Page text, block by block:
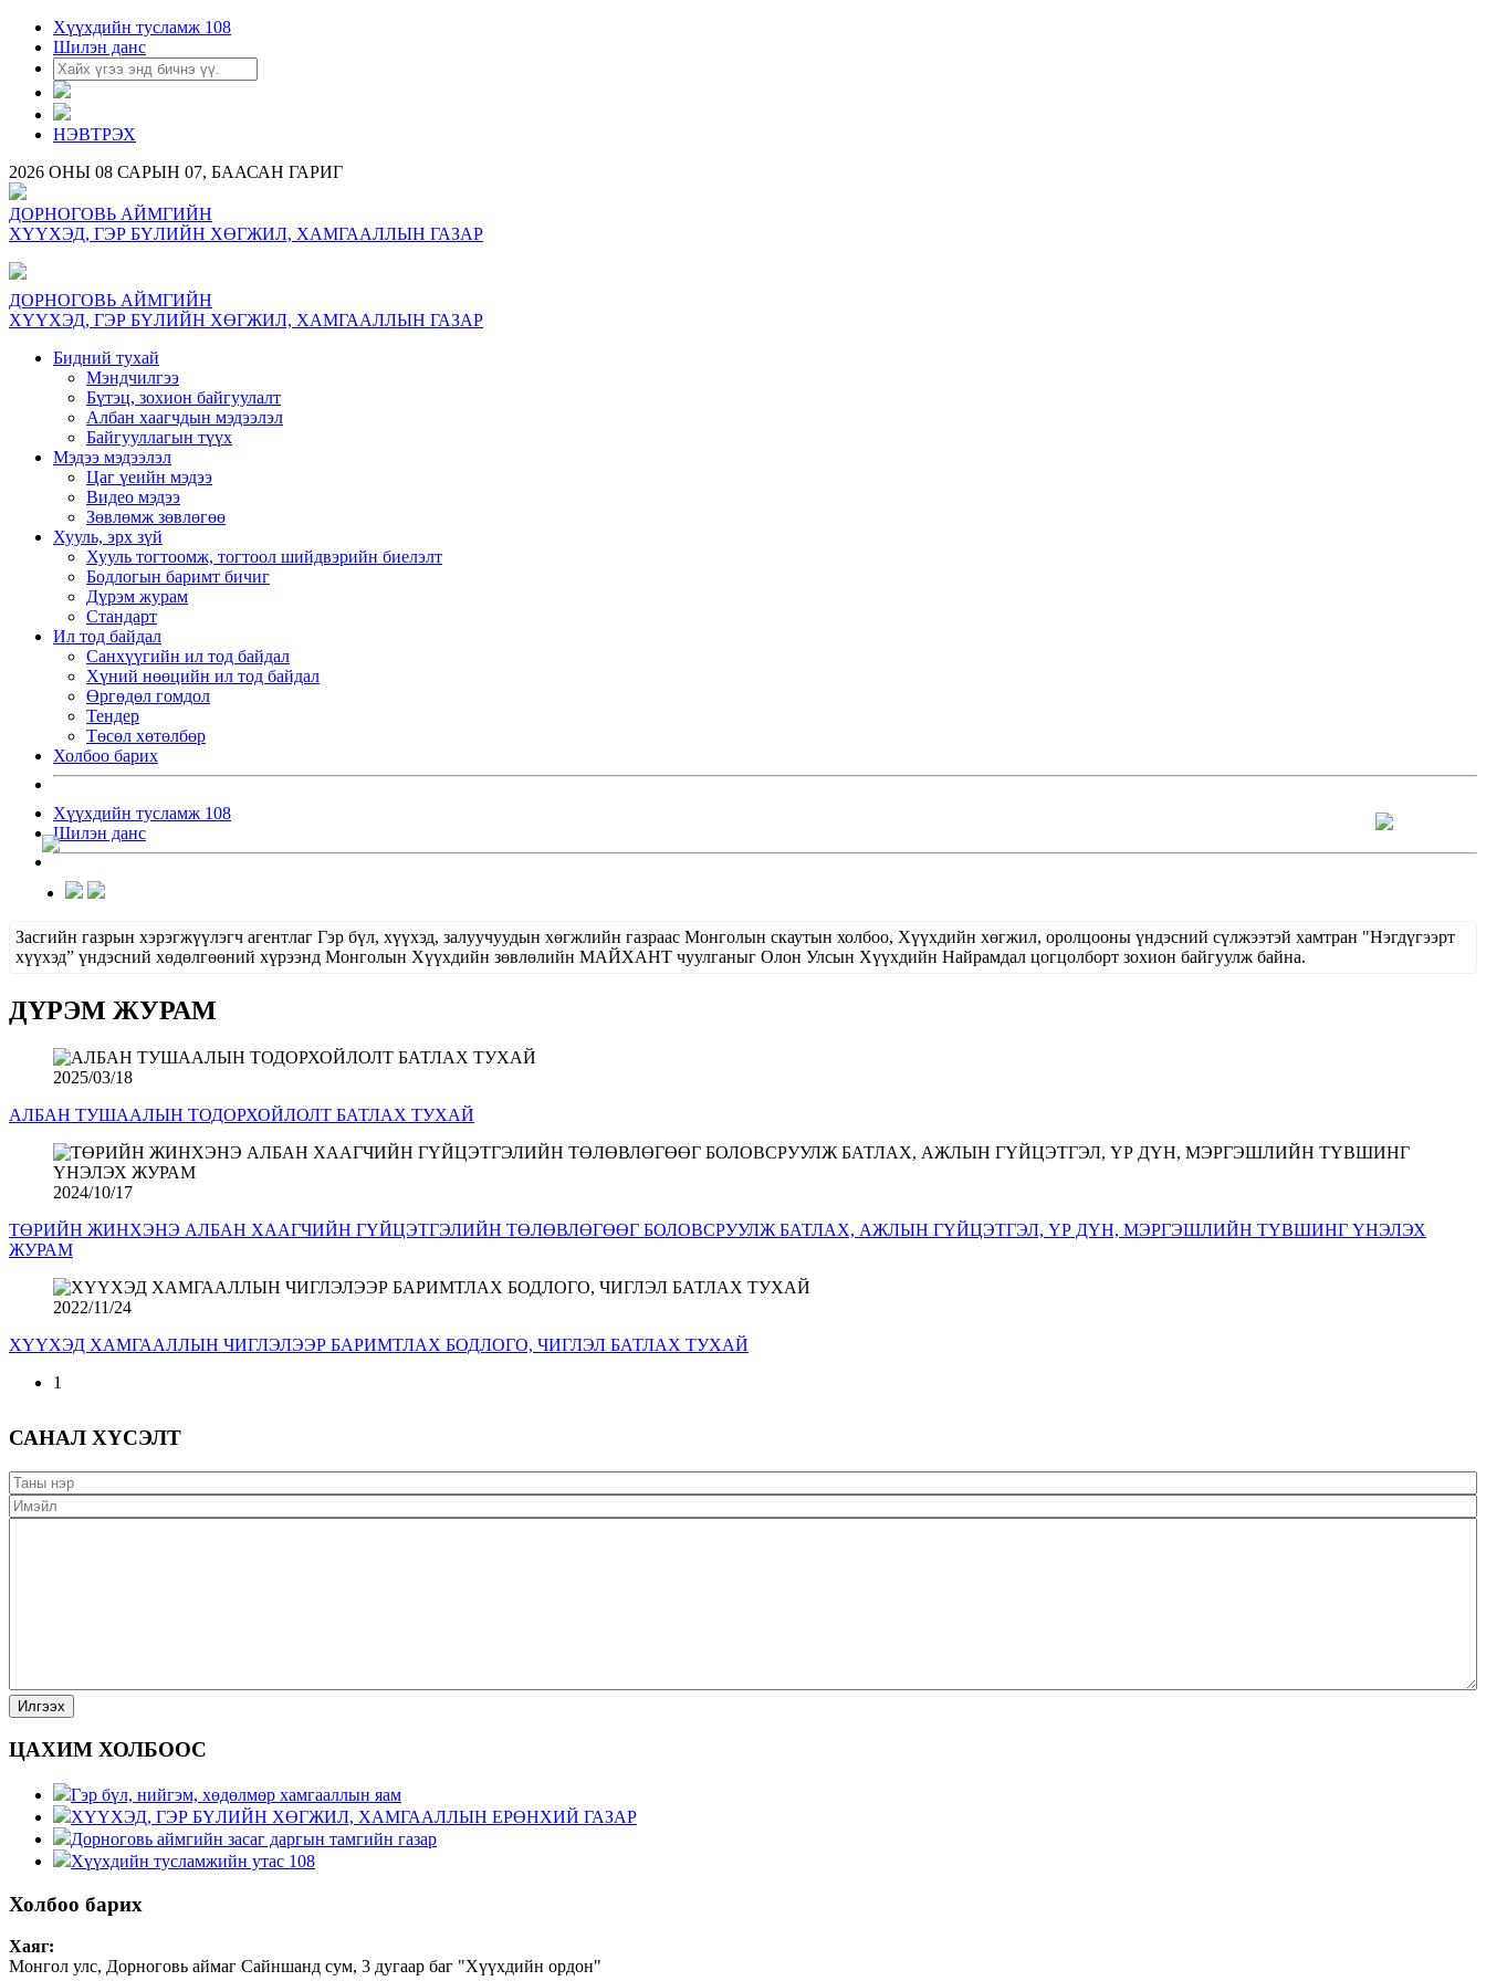
Хүүхдийн тусламж 108
Шилэн данс
НЭВТРЭХ
2026 ОНЫ 08 САРЫН 07, БААСАН ГАРИГ
ДОРНОГОВЬ АЙМГИЙН
ХҮҮХЭД, ГЭР БҮЛИЙН ХӨГЖИЛ, ХАМГААЛЛЫН ГАЗАР
ДОРНОГОВЬ АЙМГИЙН
ХҮҮХЭД, ГЭР БҮЛИЙН ХӨГЖИЛ, ХАМГААЛЛЫН ГАЗАР
Бидний тухай
Мэндчилгээ
Бүтэц, зохион байгуулалт
Албан хаагчдын мэдээлэл
Байгууллагын түүх
Мэдээ мэдээлэл
Цаг үеийн мэдээ
Видео мэдээ
Зөвлөмж зөвлөгөө
Хууль, эрх зүй
Хууль тогтоомж, тогтоол шийдвэрийн биелэлт
Бодлогын баримт бичиг
Дүрэм журам
Стандарт
Ил тод байдал
Санхүүгийн ил тод байдал
Хүний нөөцийн ил тод байдал
Өргөдөл гомдол
Тендер
Төсөл хөтөлбөр
Холбоо барих
Хүүхдийн тусламж 108
Шилэн данс
Засгийн газрын хэрэгжүүлэгч агентлаг Гэр бүл, хүүхэд, залуучуудын хөгжлийн газраас Монголын скаутын холбоо, Хүүхдийн хөгжил, оролцооны үндэсний сүлжээтэй хамтран "Нэгдүгээрт
хүүхэд” үндэсний хөдөлгөөний хүрээнд Монголын Хүүхдийн зөвлөлийн МАЙХАНТ чуулганыг Олон Улсын Хүүхдийн Найрамдал цогцолборт зохион байгуулж байна.
ДҮРЭМ ЖУРАМ
2025/03/18
АЛБАН ТУШААЛЫН ТОДОРХОЙЛОЛТ БАТЛАХ ТУХАЙ
2024/10/17
ТӨРИЙН ЖИНХЭНЭ АЛБАН ХААГЧИЙН ГҮЙЦЭТГЭЛИЙН ТӨЛӨВЛӨГӨӨГ БОЛОВСРУУЛЖ БАТЛАХ, АЖЛЫН ГҮЙЦЭТГЭЛ, ҮР ДҮН, МЭРГЭШЛИЙН ТҮВШИНГ ҮНЭЛЭХ
ЖУРАМ
2022/11/24
ХҮҮХЭД ХАМГААЛЛЫН ЧИГЛЭЛЭЭР БАРИМТЛАХ БОДЛОГО, ЧИГЛЭЛ БАТЛАХ ТУХАЙ
1
САНАЛ ХҮСЭЛТ
ЦАХИМ ХОЛБООС
Гэр бүл, нийгэм, хөдөлмөр хамгааллын яам
ХҮҮХЭД, ГЭР БҮЛИЙН ХӨГЖИЛ, ХАМГААЛЛЫН ЕРӨНХИЙ ГАЗАР
Дорноговь аймгийн засаг даргын тамгийн газар
Хүүхдийн тусламжийн утас 108
Холбоо барих
Хаяг:
Монгол улс, Дорноговь аймаг Сайншанд сум, 3 дугаар баг "Хүүхдийн ордон"